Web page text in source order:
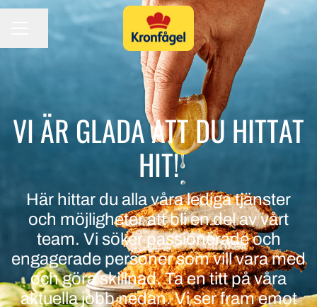
KARRIÄRMENY
Dela sidan
VI ÄR GLADA ATT DU HITTAT
HIT!
Här hittar du alla våra lediga tjänster
och möjligheter att bli en del av vårt
team. Vi söker passionerade och
engagerade personer som vill vara med
och göra skillnad. Ta en titt på våra
aktuella jobb nedan. Vi ser fram emot